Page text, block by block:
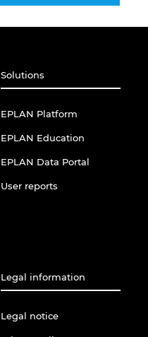
Solutions
EPLAN Platform
EPLAN Education
EPLAN Data Portal
User reports
Legal information
Legal notice